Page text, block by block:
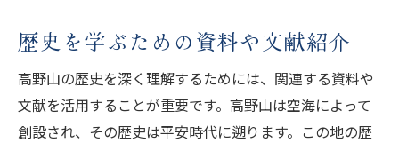
歴史を学ぶための資料や文献紹介
高野山の歴史を深く理解するためには、関連する資料や
文献を活用することが重要です。高野山は空海によって
創設され、その歴史は平安時代に遡ります。この地の歴